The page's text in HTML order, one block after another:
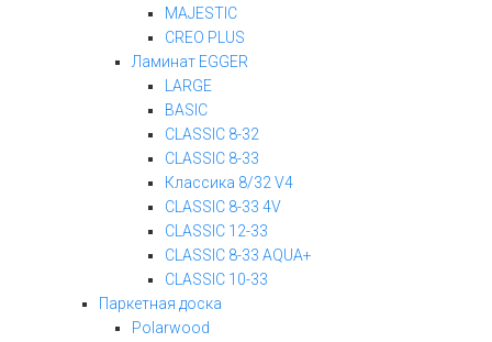
MAJESTIC
CREO PLUS
Ламинат EGGER
LARGE
BASIC
CLASSIC 8-32
CLASSIC 8-33
Классика 8/32 V4
CLASSIC 8-33 4V
CLASSIC 12-33
CLASSIC 8-33 AQUA+
CLASSIC 10-33
Паркетная доска
Polarwood